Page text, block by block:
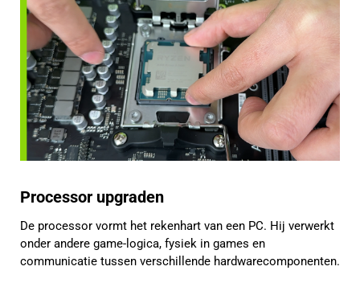
Processor upgraden
De processor vormt het rekenhart van een PC. Hij verwerkt
onder andere game-logica, fysiek in games en
communicatie tussen verschillende hardwarecomponenten.